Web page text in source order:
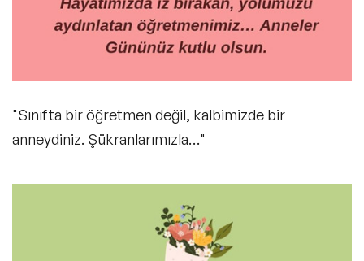
"Sınıfta bir öğretmen değil, kalbimizde bir
anneydiniz. Şükranlarımızla…"